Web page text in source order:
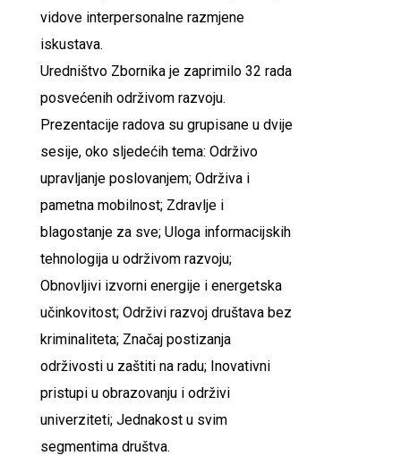
vidove interpersonalne razmjene
iskustava.
Uredništvo Zbornika je zaprimilo 32 rada
posvećenih održivom razvoju.
Prezentacije radova su grupisane u dvije
sesije, oko sljedećih tema: Održivo
upravljanje poslovanjem; Održiva i
pametna mobilnost; Zdravlje i
blagostanje za sve; Uloga informacijskih
tehnologija u održivom razvoju;
Obnovljivi izvorni energije i energetska
učinkovitost; Održivi razvoj društava bez
kriminaliteta; Značaj postizanja
održivosti u zaštiti na radu; Inovativni
pristupi u obrazovanju i održivi
univerziteti; Jednakost u svim
segmentima društva.